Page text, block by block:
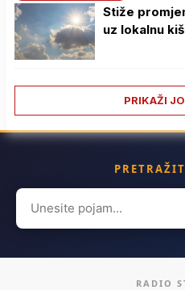
Stiže
uz lokalnu
PRIKAŽI
Search
for:
RADIO